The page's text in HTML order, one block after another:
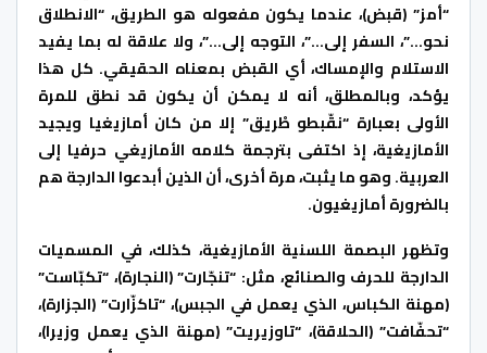
“أمز” (قبض)، عندما يكون مفعوله هو الطريق، “الانطلاق
نحو…”، السفر إلى…”، التوجه إلى…”، ولا علاقة له بما يفيد
الاستلام والإمساك، أي القبض بمعناه الحقيقي. كل هذا
يؤكد، وبالمطلق، أنه لا يمكن أن يكون قد نطق للمرة
الأولى بعبارة “نقّبطو طْريق” إلا من كان أمازيغيا ويجيد
الأمازيغية، إذ اكتفى بترجمة كلامه الأمازيغي حرفيا إلى
العربية. وهو ما يثبت، مرة أخرى، أن الذين أبدعوا الدارجة هم
بالضرورة أمازيغيون.
وتظهر البصمة اللسنية الأمازيغية، كذلك، في المسميات
الدارجة للحرف والصنائع، مثل: “تنجّارت” (النجارة)، “تكبّاست”
(مهنة الكباس، الذي يعمل في الجبس)، “تاكزّارت” (الجزارة)،
“تحفّافت” (الحلاقة)، “تاوزيريت” (مهنة الذي يعمل وزيرا)،